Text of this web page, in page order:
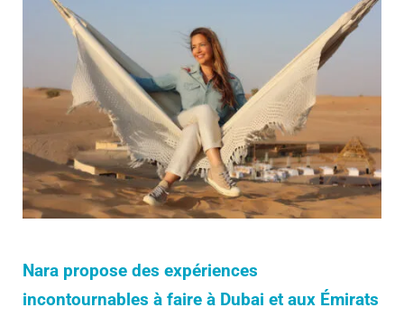
Nara propose des expériences
incontournables à faire à Dubai et aux Émirats